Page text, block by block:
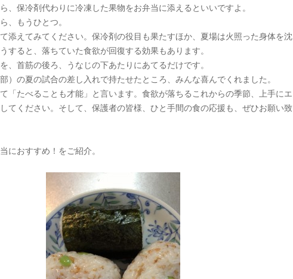
、保冷剤代わりに冷凍した果物をお弁当に添えるといいですよ。
、もうひとつ。
添えてみてください。保冷剤の役目も果たすほか、夏場は火照った身体を沈
すると、落ちていた食欲が回復する効果もあります。
、首筋の後ろ、うなじの下あたりにあてるだけです。
）の夏の試合の差し入れで持たせたところ、みんな喜んでくれました。
「たべることも才能」と言います。食欲が落ちるこれからの季節、上手にエ
てください。そして、保護者の皆様、ひと手間の食の応援も、ぜひお願い致
におすすめ！をご紹介。